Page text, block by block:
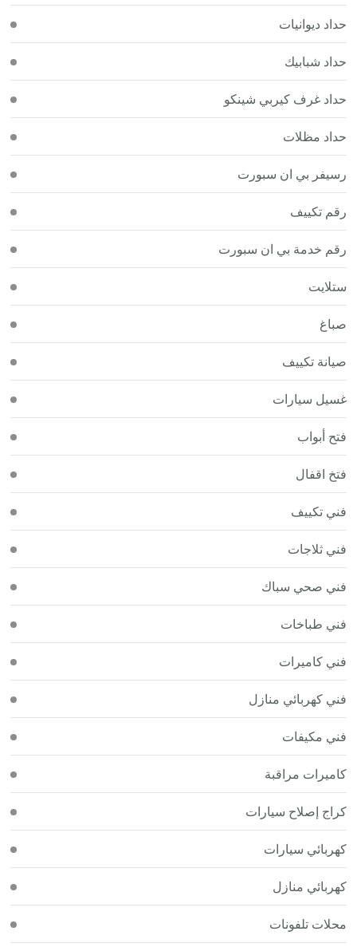
حداد ديوانيات
حداد شبابيك
حداد غرف كيربي شينكو
حداد مظلات
رسيفر بي ان سبورت
رقم تكييف
رقم خدمة بي ان سبورت
ستلايت
صباغ
صيانة تكييف
غسيل سيارات
فتح أبواب
فتخ اقفال
فني تكييف
فني ثلاجات
فني صحي سباك
فني طباخات
فني كاميرات
فني كهربائي منازل
فني مكيفات
كاميرات مراقبة
كراج إصلاح سيارات
كهربائي سيارات
كهربائي منازل
محلات تلفونات